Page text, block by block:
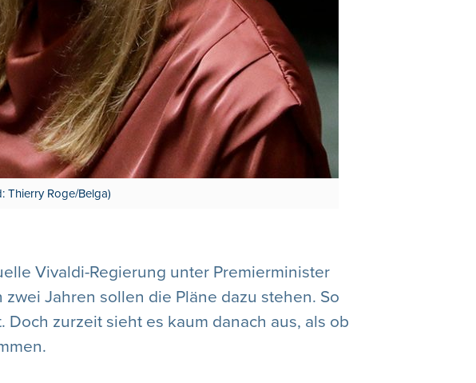
Thierry Roge/Belga)
Vivaldi-Regierung unter Premierminister
Jahren sollen die Pläne dazu stehen. So
zurzeit sieht es kaum danach aus, als ob